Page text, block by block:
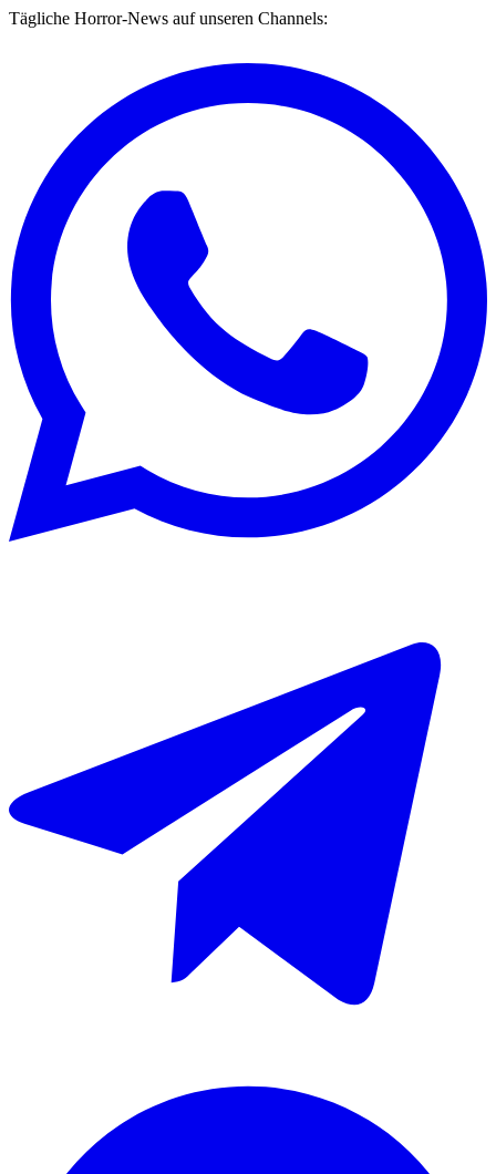
Tägliche Horror-News auf unseren Channels: